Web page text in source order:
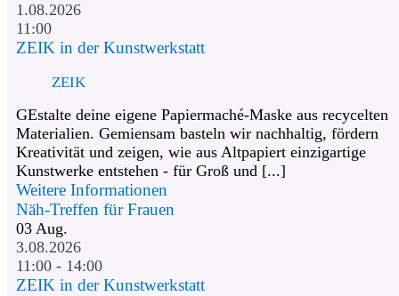
1.08.2026
11:00
ZEIK in der Kunstwerkstatt
ZEIK
GEstalte deine eigene Papiermaché-Maske aus recycelten
Materialien. Gemiensam basteln wir nachhaltig, fördern
Kreativität und zeigen, wie aus Altpapiert einzigartige
Kunstwerke entstehen - für Groß und [...]
Weitere Informationen
Näh-Treffen für Frauen
03 Aug.
3.08.2026
11:00 - 14:00
ZEIK in der Kunstwerkstatt